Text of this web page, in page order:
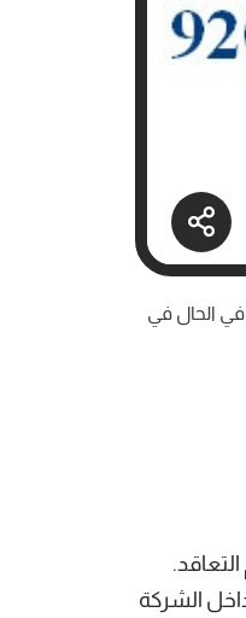
في الحال في
الشركة